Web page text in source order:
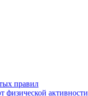
правил
физической активности